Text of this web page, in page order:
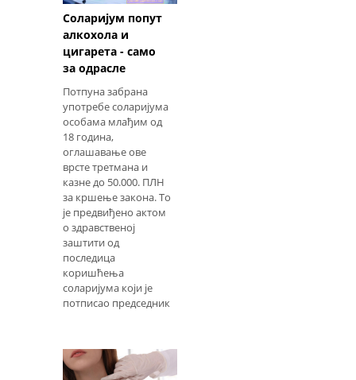
Соларијум попут
алкохола и
цигарета - само
за одрасле
Потпуна забрана
употребе соларијума
особама млађим од
18 година,
оглашавање ове
врсте третмана и
казне до 50.000. ПЛН
за кршење закона. То
је предвиђено актом
о здравственој
заштити од
последица
коришћења
соларијума који је
потписао председник